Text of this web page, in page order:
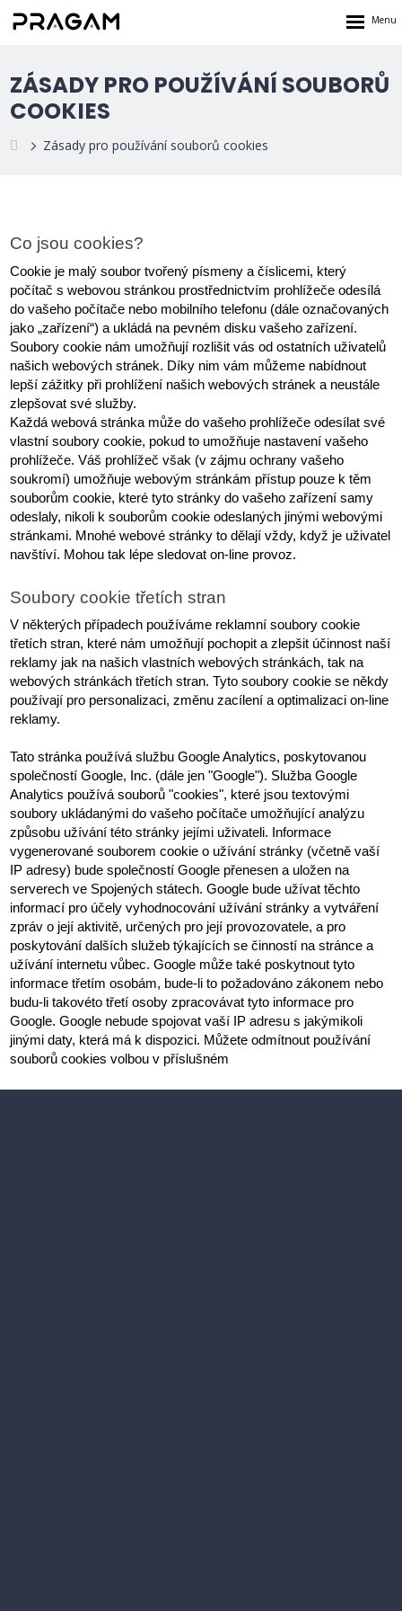
ZÁSADY PRO POUŽÍVÁNÍ SOUBORŮ
COOKIES
Zásady pro používání souborů cookies
Co jsou cookies?
Cookie je malý soubor tvořený písmeny a číslicemi, který
počítač s webovou stránkou prostřednictvím prohlížeče odesílá
do vašeho počítače nebo mobilního telefonu (dále označovaných
jako „zařízení“) a ukládá na pevném disku vašeho zařízení.
Soubory cookie nám umožňují rozlišit vás od ostatních uživatelů
našich webových stránek. Díky nim vám můžeme nabídnout
lepší zážitky při prohlížení našich webových stránek a neustále
zlepšovat své služby.
Každá webová stránka může do vašeho prohlížeče odesílat své
vlastní soubory cookie, pokud to umožňuje nastavení vašeho
prohlížeče. Váš prohlížeč však (v zájmu ochrany vašeho
soukromí) umožňuje webovým stránkám přístup pouze k těm
souborům cookie, které tyto stránky do vašeho zařízení samy
odeslaly, nikoli k souborům cookie odeslaných jinými webovými
stránkami. Mnohé webové stránky to dělají vždy, když je uživatel
navštíví. Mohou tak lépe sledovat on-line provoz.
Soubory cookie třetích stran
V některých případech používáme reklamní soubory cookie
třetích stran, které nám umožňují pochopit a zlepšit účinnost naší
reklamy jak na našich vlastních webových stránkách, tak na
webových stránkách třetích stran. Tyto soubory cookie se někdy
používají pro personalizaci, změnu zacílení a optimalizaci on-line
reklamy.
Tato stránka používá službu Google Analytics, poskytovanou
společností Google, Inc. (dále jen "Google"). Služba Google
Analytics používá souborů "cookies", které jsou textovými
soubory ukládanými do vašeho počítače umožňující analýzu
způsobu užívání této stránky jejími uživateli. Informace
vygenerované souborem cookie o užívání stránky (včetně vaší
IP adresy) bude společností Google přenesen a uložen na
serverech ve Spojených státech. Google bude užívat těchto
informací pro účely vyhodnocování užívání stránky a vytváření
zpráv o její aktivitě, určených pro její provozovatele, a pro
poskytování dalších služeb týkajících se činností na stránce a
užívání internetu vůbec. Google může také poskytnout tyto
informace třetím osobám, bude-li to požadováno zákonem nebo
budu-li takovéto třetí osoby zpracovávat tyto informace pro
Google. Google nebude spojovat vaší IP adresu s jakýmikoli
jinými daty, která má k dispozici. Můžete odmítnout používání
souborů cookies volbou v příslušném